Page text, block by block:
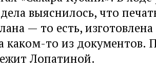
выяснилось, что
— то есть,
каком-то из документов.
Лопатиной.